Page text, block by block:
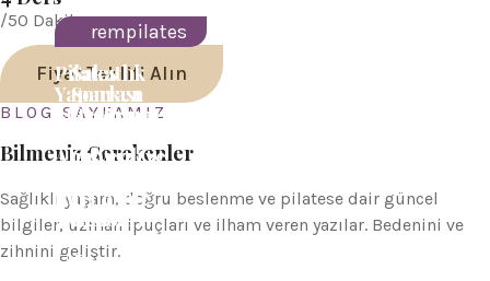
/50 Dakika
Fiyat Teklifi Alın
BLOG SAYFAMIZ
Bilmeniz Gerekenler
Sağlıklı yaşam, doğru beslenme ve pilatese dair güncel
bilgiler, uzman ipuçları ve ilham veren yazılar. Bedenini ve
zihnini geliştir.
rempilates
Pilates
Yaparken
Maksimum
Almanız
Püf
Noktası
rempilates
Sakatlık
Sonrası
Reformer
Güvenli ve
İyileşme
Rehberi